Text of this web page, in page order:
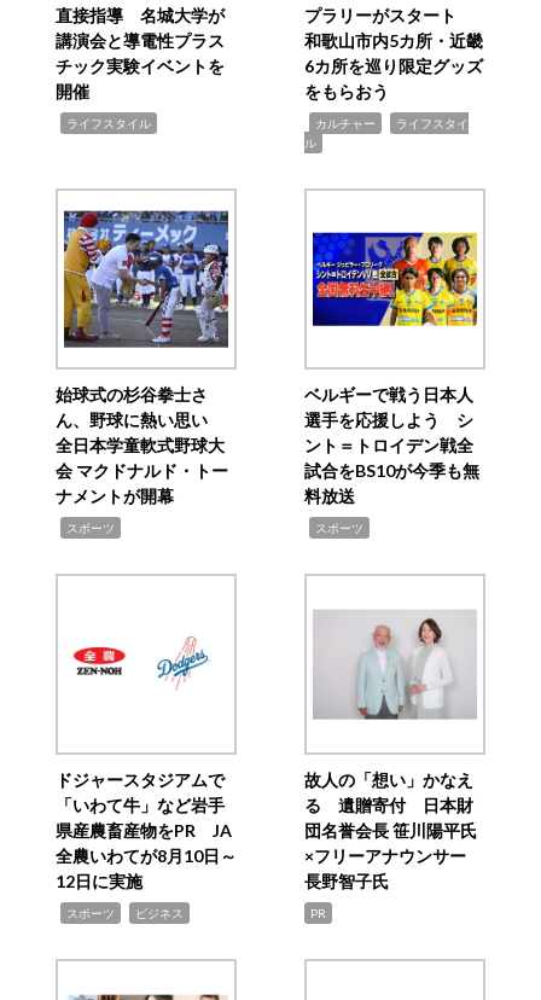
直接指導 名城大学が
講演会と導電性プラス
チック実験イベントを
開催
ライフスタイル
プラリーがスタート
和歌山市内5カ所・近畿
6カ所を巡り限定グッズ
をもらおう
カルチャー
ライフスタイ
ル
始球式の杉谷拳士さ
ん、野球に熱い思い
全日本学童軟式野球大
会 マクドナルド・トー
ナメントが開幕
スポーツ
ベルギーで戦う日本人
選手を応援しよう シ
ント＝トロイデン戦全
試合をBS10が今季も無
料放送
スポーツ
ドジャースタジアムで
「いわて牛」など岩手
県産農畜産物をPR JA
全農いわてが8月10日～
12日に実施
スポーツ ビジネス
故人の「想い」かなえ
る 遺贈寄付 日本財
団名誉会長 笹川陽平氏
×フリーアナウンサー
長野智子氏
PR